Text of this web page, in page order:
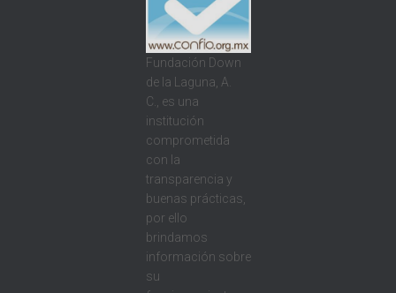
Fundación Down
de la Laguna, A.
C., es una
institución
comprometida
con la
transparencia y
buenas prácticas,
por ello
brindamos
información sobre
su